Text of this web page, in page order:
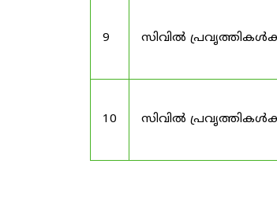
9 സിവിൽ
10 സിവിൽ